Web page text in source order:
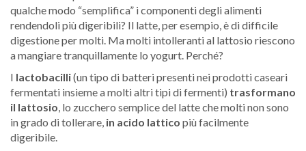
qualche modo “semplifica” i componenti degli alimenti
rendendoli più digeribili? Il latte, per esempio, è di difficile
digestione per molti. Ma molti intolleranti al lattosio riescono
a mangiare tranquillamente lo yogurt. Perché?
I lactobacilli(un tipo di batteri presenti nei prodotti caseari
fermentati insieme a molti altri tipi di fermenti) trasformano
il lattosio, lo zucchero semplice del latte che molti non sono
in grado di tollerare, in acido lattico più facilmente
digeribile.